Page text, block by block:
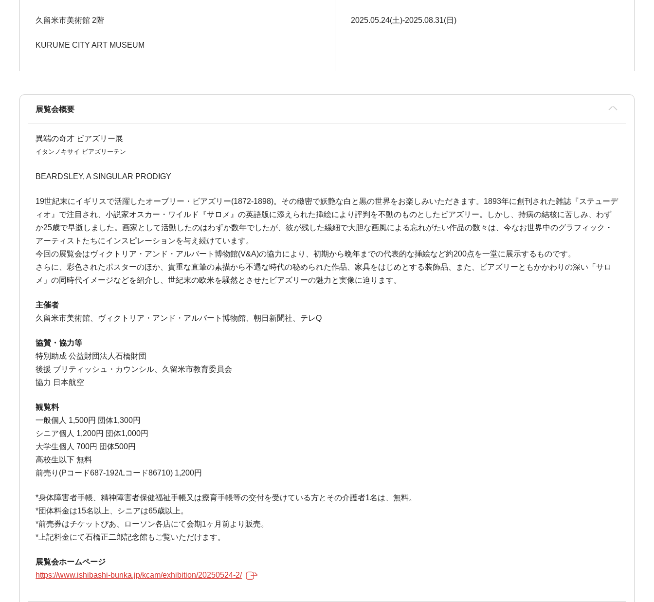
久留米市美術館 2階
KURUME CITY ART MUSEUM
2025.05.24(土)-2025.08.31(日)
展覧会概要
異端の奇才 ビアズリー展
イタンノキサイ ビアズリーテン
BEARDSLEY, A SINGULAR PRODIGY
19世紀末にイギリスで活躍したオーブリー・ビアズリー(1872-1898)。その緻密で妖艶な白と黒の世界をお楽しみいただきます。1893年に創刊された雑誌『ステューデ
ィオ』で注目され、小説家オスカー・ワイルド『サロメ』の英語版に添えられた挿絵により評判を不動のものとしたビアズリー。しかし、持病の結核に苦しみ、わず
か25歳で早逝しました。画家として活動したのはわずか数年でしたが、彼が残した繊細で大胆な画風による忘れがたい作品の数々は、今なお世界中のグラフィック・
アーティストたちにインスピレーションを与え続けています。
今回の展覧会はヴィクトリア・アンド・アルバート博物館(V&A)の協力により、初期から晩年までの代表的な挿絵など約200点を一堂に展示するものです。
さらに、彩色されたポスターのほか、貴重な直筆の素描から不遇な時代の秘められた作品、家具をはじめとする装飾品、また、ビアズリーともかかわりの深い「サロ
メ」の同時代イメージなどを紹介し、世紀末の欧米を騒然とさせたビアズリーの魅力と実像に迫ります。
主催者
久留米市美術館、ヴィクトリア・アンド・アルバート博物館、朝日新聞社、テレQ
協賛・協力等
特別助成 公益財団法人石橋財団
後援 ブリティッシュ・カウンシル、久留米市教育委員会
協力 日本航空
観覧料
一般個人 1,500円 団体1,300円
シニア個人 1,200円 団体1,000円
大学生個人 700円 団体500円
高校生以下 無料
前売り(Pコード687-192/Lコード86710) 1,200円
*身体障害者手帳、精神障害者保健福祉手帳又は療育手帳等の交付を受けている方とその介護者1名は、無料。
*団体料金は15名以上、シニアは65歳以上。
*前売券はチケットぴあ、ローソン各店にて会期1ヶ月前より販売。
*上記料金にて石橋正二郎記念館もご覧いただけます。
展覧会ホームページ
https://www.ishibashi-bunka.jp/kcam/exhibition/20250524-2/